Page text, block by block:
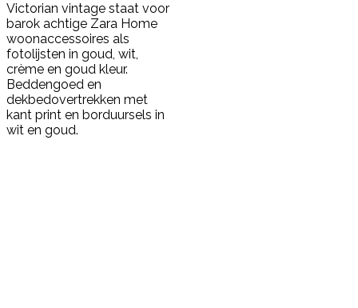
Victorian vintage staat voor
barok achtige Zara Home
woonaccessoires als
fotolijsten in goud, wit,
crème en goud kleur.
Beddengoed en
dekbedovertrekken met
kant print en borduursels in
wit en goud.